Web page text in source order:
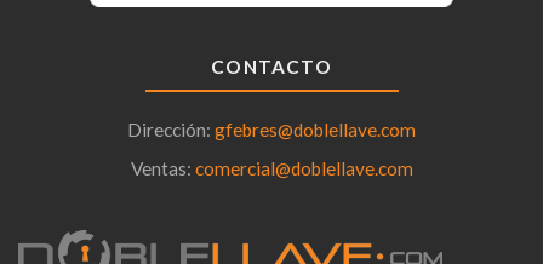
CONTACTO
Dirección: gfebres@doblellave.com
Ventas: comercial@doblellave.com